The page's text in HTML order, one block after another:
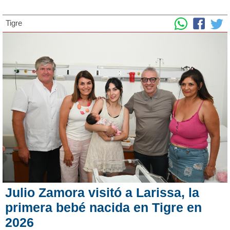
Tigre
Julio Zamora visitó a Larissa, la
primera bebé nacida en Tigre en
2026